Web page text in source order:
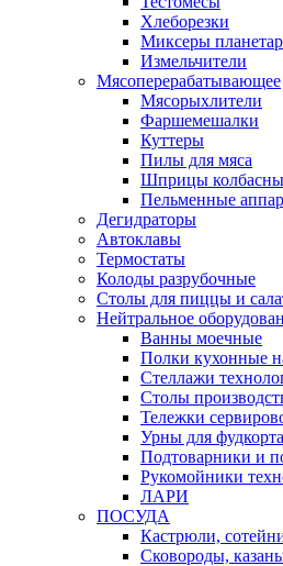
Хлеборезки
Миксеры
Измельчители
Мясоперерабатывающее
Мясорыхлители
Фаршемешалки
Куттеры
Пилы для мяса
Шприцы
Пельменные
Дегидраторы
Автоклавы
Термостаты
Колоды разрубочные
Столы для пиццы и
Нейтральное
Ванны моечные
Полки кухонные
Стеллажи
Столы
Тележки
Урны для фудкорта
Подтоварники и
Рукомойники
ЛАРИ
ПОСУДА
Кастрюли,
Сковороды,